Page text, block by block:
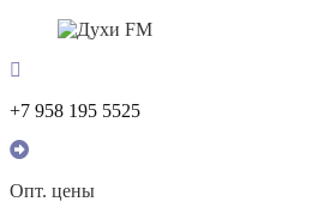
+7 958 195 5525
Опт. цены